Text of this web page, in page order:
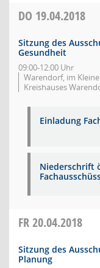
DO 19.04.2018
Sitzung des
Gesundheit
09:00-12:00 Uhr
Warendorf, im
Kreishauses
Einladung
Niederschrift
FR20.04.2018
Sitzung des
Planung